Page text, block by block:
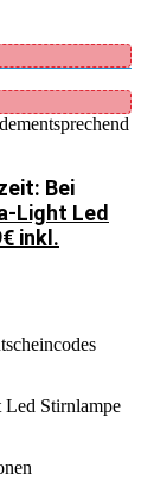
Bei
Light Led
inkl.
Stirnlampe